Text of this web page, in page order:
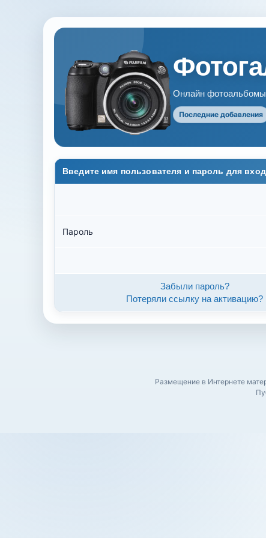
Онлайн фотоальбомы
Последние добавления
Введите имя пользователя и пароль для
Пароль
Забыли пароль?
Потеряли ссылку на активацию?
Размещение в Интернете